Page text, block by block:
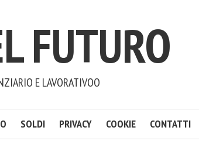
FUTURO
E LAVORATIVOO
SOLDI PRIVACY COOKIE CONTATTI